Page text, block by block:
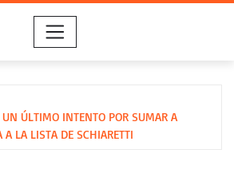
UN ÚLTIMO INTENTO POR SUMAR A
A LA LISTA DE SCHIARETTI